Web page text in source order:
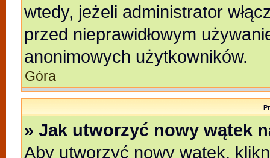
wtedy, jeżeli administrator
przed nieprawidłowym
anonimowych użytkowników.
Góra
» Jak utworzyć nowy wątek
Aby utworzyć nowy wątek,